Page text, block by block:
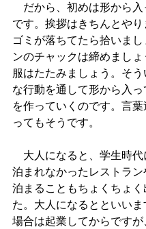
だから、初めは形から入
です。挨拶はきちんとやり
ゴミが落ちてたら拾いま
ンのチャックは締めまし
服はたたみましょう。そう
な行動を通して形から入っ
を作っていくのです。言葉
ってもそうです。
大人になると、学生時代
泊まれなかったレストラ
泊まることもちょくちょく
た。大人になるとといい
場合は起業してからですが